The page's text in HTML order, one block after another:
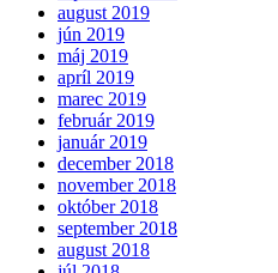
august 2019
jún 2019
máj 2019
apríl 2019
marec 2019
február 2019
január 2019
december 2018
november 2018
október 2018
september 2018
august 2018